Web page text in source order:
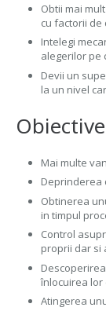
Obtii mai
cu factorii de
Intelegi
alegerilor pe
Devii un
la un nivel
Mai multe
Deprinderea
Obtinerea
in timpul
Control
proprii dar si
înlocuirea lor
Atingerea